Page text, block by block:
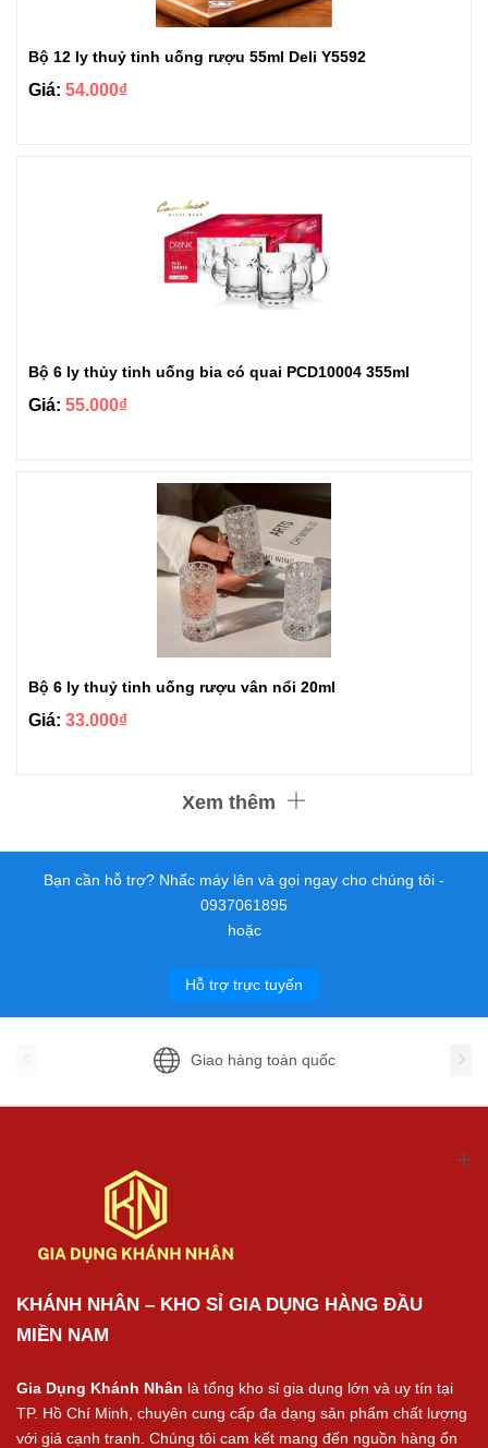
Bộ 12 ly thuỷ tinh uống rượu 55ml Deli Y5592
Giá: 54.000₫
Bộ 6 ly thủy tinh uống bia có quai PCD10004 355ml
Giá: 55.000₫
Bộ 6 ly thuỷ tinh uống rượu vân nổi 20ml
Giá: 33.000₫
Xem thêm
Bạn cần hỗ trợ? Nhấc máy lên và gọi ngay cho chúng tôi -
0937061895
hoặc
Hỗ trợ trực tuyến
Giao hàng toàn quốc
KHÁNH NHÂN – KHO SỈ GIA DỤNG HÀNG ĐẦU
MIỀN NAM
Gia Dụng Khánh Nhân là tổng kho sỉ gia dụng lớn và uy tín tại
TP. Hồ Chí Minh, chuyên cung cấp đa dạng sản phẩm chất lượng
với giá cạnh tranh. Chúng tôi cam kết mang đến nguồn hàng ổn